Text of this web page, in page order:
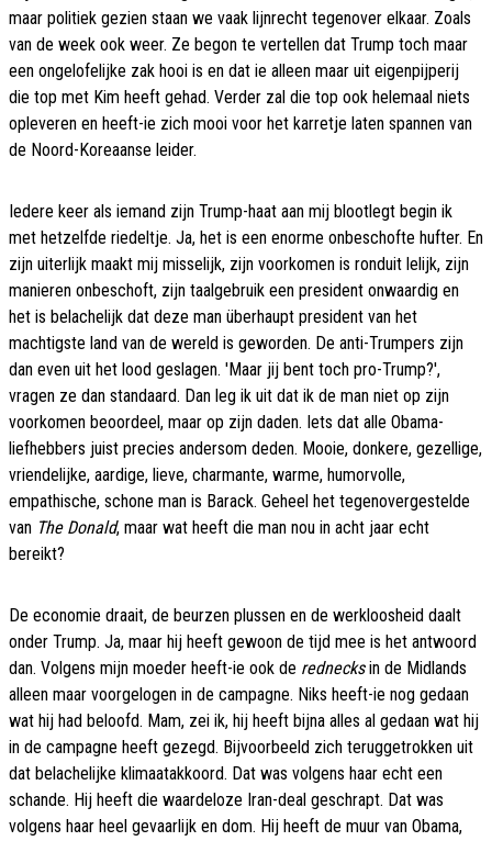
maar politiek gezien staan we vaak lijnrecht tegenover elkaar. Zoals
van de week ook weer. Ze begon te vertellen dat Trump toch maar
een ongelofelijke zak hooi is en dat ie alleen maar uit eigenpijperij
die top met Kim heeft gehad. Verder zal die top ook helemaal niets
opleveren en heeft-ie zich mooi voor het karretje laten spannen van
de Noord-Koreaanse leider.
Iedere keer als iemand zijn Trump-haat aan mij blootlegt begin ik
met hetzelfde riedeltje. Ja, het is een enorme onbeschofte hufter. En
zijn uiterlijk maakt mij misselijk, zijn voorkomen is ronduit lelijk, zijn
manieren onbeschoft, zijn taalgebruik een president onwaardig en
het is belachelijk dat deze man überhaupt president van het
machtigste land van de wereld is geworden. De anti-Trumpers zijn
dan even uit het lood geslagen. 'Maar jij bent toch pro-Trump?',
vragen ze dan standaard. Dan leg ik uit dat ik de man niet op zijn
voorkomen beoordeel, maar op zijn daden. Iets dat alle Obama-
liefhebbers juist precies andersom deden. Mooie, donkere, gezellige,
vriendelijke, aardige, lieve, charmante, warme, humorvolle,
empathische, schone man is Barack. Geheel het tegenovergestelde
van The Donald, maar wat heeft die man nou in acht jaar echt
bereikt?
De economie draait, de beurzen plussen en de werkloosheid daalt
onder Trump. Ja, maar hij heeft gewoon de tijd mee is het antwoord
dan. Volgens mijn moeder heeft-ie ook de rednecksin de Midlands
alleen maar voorgelogen in de campagne. Niks heeft-ie nog gedaan
wat hij had beloofd. Mam, zei ik, hij heeft bijna alles al gedaan wat hij
in de campagne heeft gezegd. Bijvoorbeeld zich teruggetrokken uit
dat belachelijke klimaatakkoord. Dat was volgens haar echt een
schande. Hij heeft die waardeloze Iran-deal geschrapt. Dat was
volgens haar heel gevaarlijk en dom. Hij heeft de muur van Obama,